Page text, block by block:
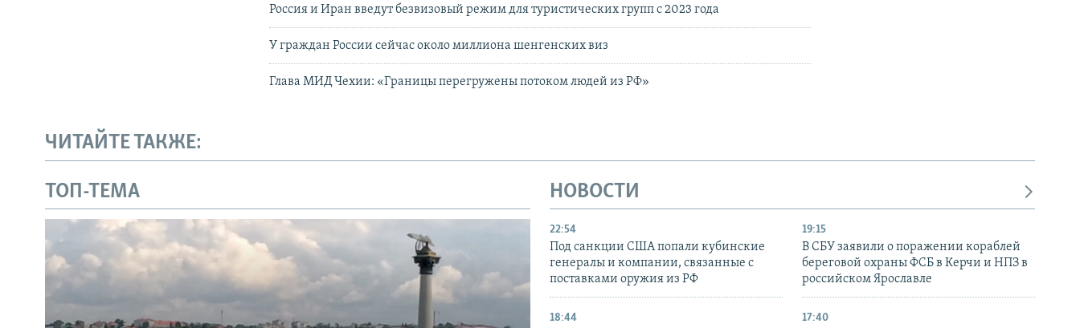
Россия и Иран введут безвизовый режим для туристических групп с 2023 года
У граждан России сейчас около миллиона шенгенских виз
Глава МИД Чехии: «Границы перегружены потоком людей из РФ»
ЧИТАЙТЕ ТАКЖЕ:
ТОП-ТЕМА НОВОСТИ
22:54
Под санкции США попали кубинские
генералы и компании, связанные с
поставками оружия из РФ
19:15
В СБУ заявили о поражении кораблей
береговой охраны ФСБ в Керчи и НПЗ в
российском Ярославле
18:44 17:40